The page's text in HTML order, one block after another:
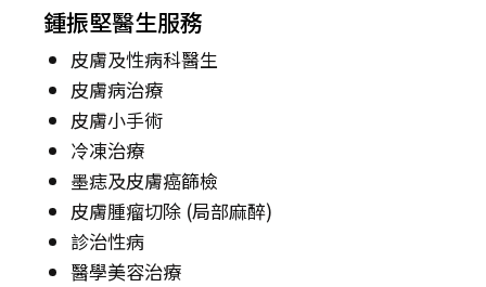
鍾振堅醫生服務
皮膚及性病科醫生
皮膚病治療
皮膚小手術
冷凍治療
墨痣及皮膚癌篩檢
皮膚腫瘤切除 (局部麻醉)
診治性病
醫學美容治療